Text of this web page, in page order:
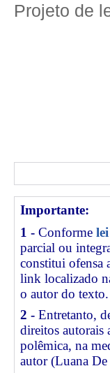
Projeto de
Importante:
1 - Conforme
parcial ou
constitui ofensa
link localizado
o autor do texto.
2 - Entretanto,
direitos autorais
polêmica, na
autor (Luana